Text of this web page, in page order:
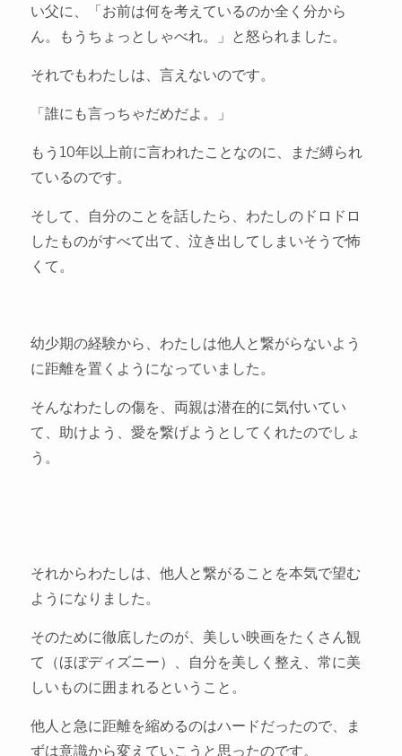
い父に、「お前は何を考えているのか全く分から
ん。もうちょっとしゃべれ。」と怒られました。
それでもわたしは、言えないのです。
「誰にも言っちゃだめだよ。」
もう10年以上前に言われたことなのに、まだ縛られ
ているのです。
そして、自分のことを話したら、わたしのドロドロ
したものがすべて出て、泣き出してしまいそうで怖
くて。
幼少期の経験から、わたしは他人と繋がらないよう
に距離を置くようになっていました。
そんなわたしの傷を、両親は潜在的に気付いてい
て、助けよう、愛を繋げようとしてくれたのでしょ
う。
それからわたしは、他人と繋がることを本気で望む
ようになりました。
そのために徹底したのが、美しい映画をたくさん観
て（ほぼディズニー）、自分を美しく整え、常に美
しいものに囲まれるということ。
他人と急に距離を縮めるのはハードだったので、ま
ずは意識から変えていこうと思ったのです。